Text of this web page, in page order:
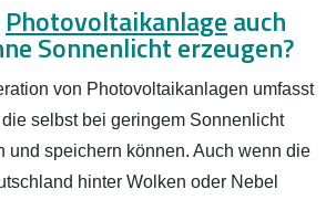
Photovoltaikanlageauch
Sonnenlicht erzeugen?
von Photovoltaikanlagen umfasst
selbst bei geringem Sonnenlicht
und speichern können. Auch wenn die
hinter Wolken oder Nebel